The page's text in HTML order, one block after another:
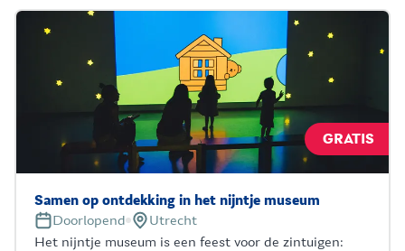
GRATIS
Samen op ontdekking in het nijntje museum
Doorlopend
Utrecht
Het nijntje museum is een feest voor de zintuigen: